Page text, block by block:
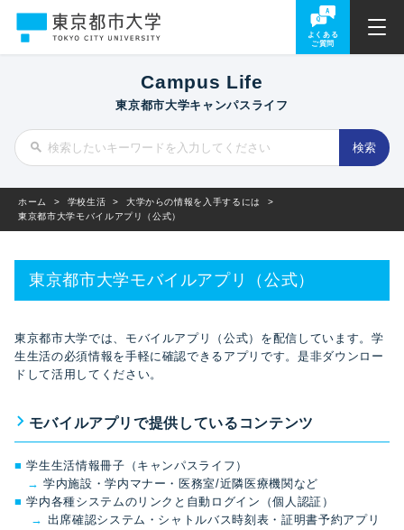
よくある
ご質問
Campus Life
東京都市大学キャンパスライフ
ホーム > 学校生活 > 大学からの情報を入手するには
>
東京都市大学モバイルアプリ（公式）
東京都市大学モバイルアプリ（公式）
東京都市大学では、モバイルアプリ（公式）を配信しています。学
生生活の必須情報を手軽に確認できるアプリです。是非ダウンロー
ドして活用してください。
モバイルアプリで提供しているコンテンツ
■ 学生生活情報冊子（キャンパスライフ）
→ 学内施設・学内マナー・医務室/近隣医療機関など
■ 学内各種システムのリンクと自動ログイン（個人認証）
→ 出席確認システム・シャトルバス時刻表・証明書予約アプリ